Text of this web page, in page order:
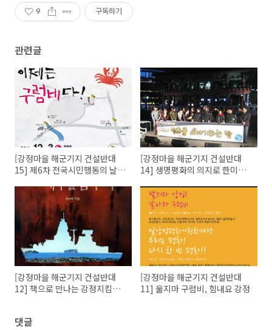
9 구독하기
관련글
[강정마을 해군기지 건설반대
15] 제6차 전국시민행동의 날
[강정마을 해군기지 건설반대
14] 생명평화의 의지로 한미
[강정마을 해군기지 건설반대
12] 책으로 만나는 강정지킴이
[강정마을 해군기지 건설반대
11] 울지마 구럼비, 힘내요 강정
댓글